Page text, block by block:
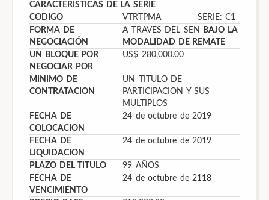
CARACTERISTICAS DE LA SERIE
CODIGO
VTRTPMA SERIE: C1
FORMA DE
NEGOCIACIÓN
A TRAVES DEL SEN
BAJO LA
MODALIDAD DE REMATE
UN BLOQUE POR
NEGOCIAR POR
US$ 280,000.00
MINIMO DE
CONTRATACION
UN TITULO DE
PARTICIPACION Y SUS
MULTIPLOS
FECHA DE
COLOCACION
24 de octubre de 2019
FECHA DE
LIQUIDACION
24 de octubre de 2019
PLAZO DEL TITULO
99 AÑOS
FECHA DE
VENCIMIENTO
24 de octubre de 2118